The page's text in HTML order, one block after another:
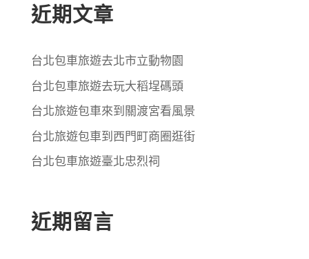
近期文章
台北包車旅遊去北市立動物園
台北包車旅遊去玩大稻埕碼頭
台北旅遊包車來到關渡宮看風景
台北旅遊包車到西門町商圈逛街
台北包車旅遊臺北忠烈祠
近期留言